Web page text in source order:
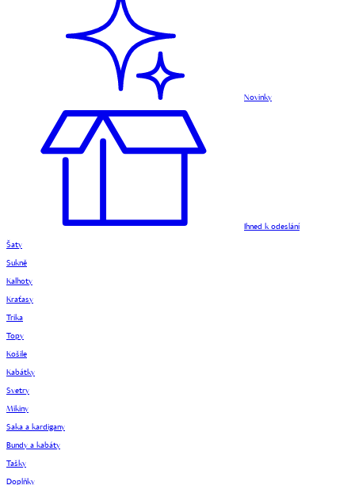
Novinky
Ihned k odeslání
Šaty
Sukně
Kalhoty
Kraťasy
Trika
Topy
Košile
Kabátky
Svetry
Mikiny
Saka a kardigany
Bundy a kabáty
Tašky
Doplňky